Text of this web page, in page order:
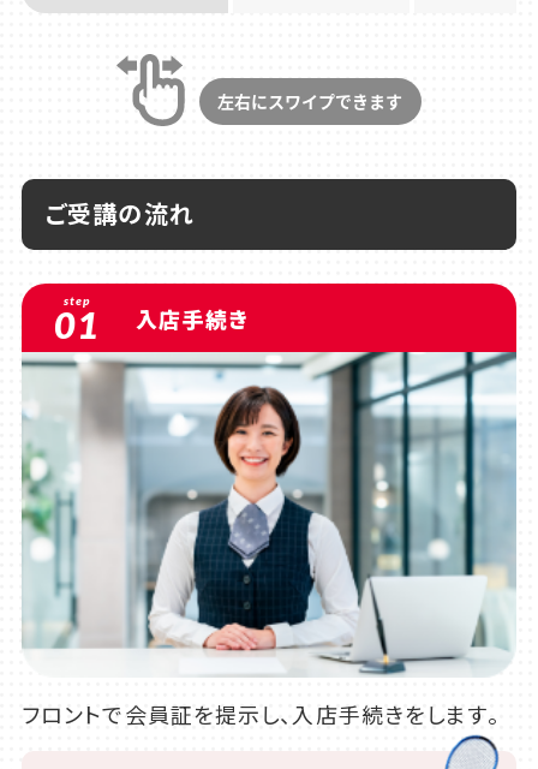
ご受講の流れ
step
01 入店手続き
フロントで会員証を提示し、入店手続きをします。